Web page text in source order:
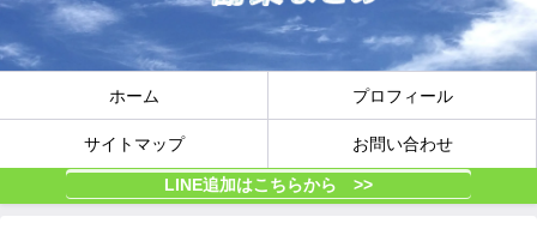
ホーム プロフィール
サイトマップ お問い合わせ
LINE追加はこちらから >>